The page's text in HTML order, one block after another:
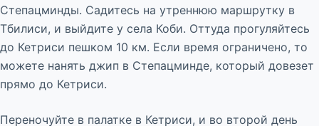
Степацминды. Садитесь на утреннюю маршрутку в
Тбилиси, и выйдите у села Коби. Оттуда прогуляйтесь
до Кетриси пешком 10 км. Если время ограничено, то
можете нанять джип в Степацминде, который довезет
прямо до Кетриси.
Переночуйте в палатке в Кетриси, и во второй день